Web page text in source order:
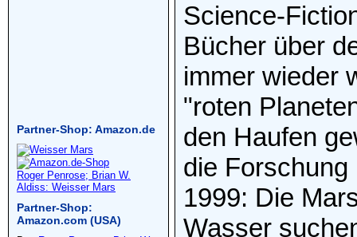
Science-
Bücher über
immer wieder
"roten
den Haufen
die
1999: Die
Wasser
Partner-Shop: Amazon.de
Roger Penrose; Brian W.
Aldiss: Weisser Mars
Partner-Shop:
Amazon.com (USA)